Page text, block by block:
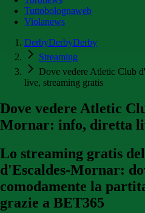
Tuttobolognaweb
Violanews
DerbyDerbyDerby
Streaming
Dove vedere Atletic Club
live, streaming gratis
Dove vedere Atletic
Mornar: info, diretta
Lo streaming gratis
d'Escaldes-Mornar:
comodamente la
grazie a BET365